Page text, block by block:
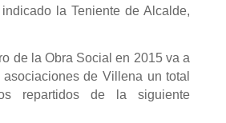
indicado la Teniente de Alcalde,
de la Obra Social en 2015 va a
de Villena un total
repartidos de la siguiente